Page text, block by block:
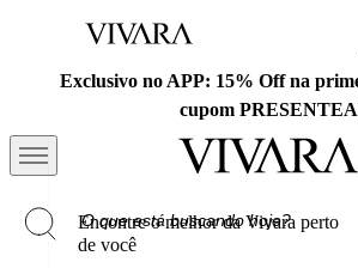
Exclusivo no APP: 15% Off na
cupom
Encontre o melhor da Vivara perto
de você